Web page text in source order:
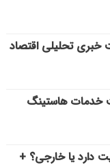
خبری تحلیلی اقتصاد
خدمات هاستینگ
دارد یا خارجی؟ +